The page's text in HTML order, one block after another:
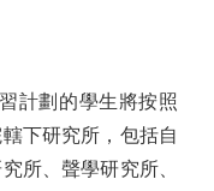
劃的學生將按照
下研究所，包括自
所、聲學研究所、